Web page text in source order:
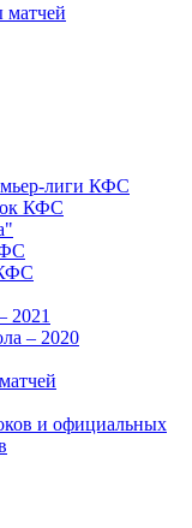
матчей
лиги КФС
КФС
2021
– 2020
и официальных